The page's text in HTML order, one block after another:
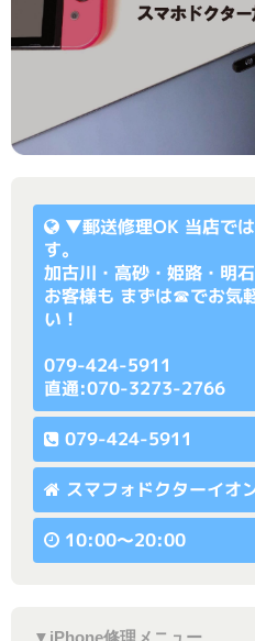
▼郵送修理OK 当店で
す。
加古川・高砂・姫路・明
お客様も まずは☎でお気
い！
079-424-5911
直通:070-3273-2766
079-424-5911
スマフォドクターイオ
10:00〜20:00